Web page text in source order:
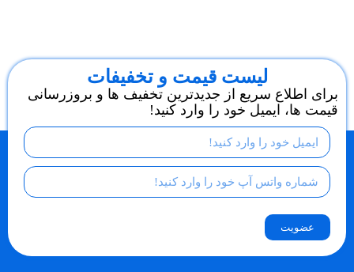
لیست قیمت و تخفیفات
برای اطلاع سریع از جدیدترین تخفیف ها و بروزرسانی
قیمت ها، ایمیل خود را وارد کنید!
عضویت